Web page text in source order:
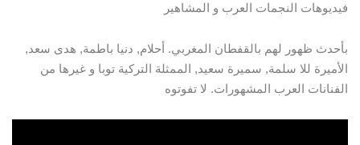
فيديوهات النجمات العرب و المشاهير
بأحدث ظهور لهم بالقفطان المغربي. أحلام, دنيا باطمة, هدى سعد,
الأميرة للا سلمة, سميرة سعيد, الممثلة التركية توبا و غيرها من
الفنانات العرب المشهورات. لا تفوتوه